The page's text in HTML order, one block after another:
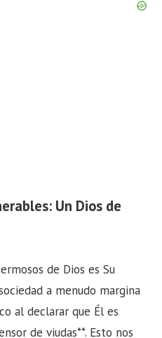
Un Dios de
de Dios es Su
a menudo margina
al declarar que Él es
de viudas**. Esto nos